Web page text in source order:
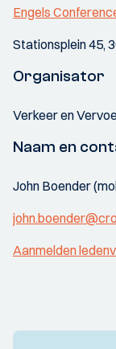
Engels
Stationsplein 45,
Organisator
Verkeer en
Naam en
John Boender
Aanmelden